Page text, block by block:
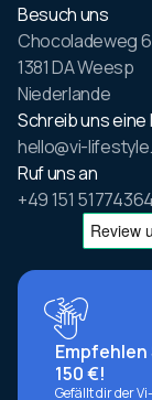
Besuch uns
Chocoladeweg 6
1381 DA Weesp
Niederlande
Schreib uns eine
hello@vi-
Ruf uns an
+49 151 51774364
Empfehlen
150 €!
Gefällt dir der